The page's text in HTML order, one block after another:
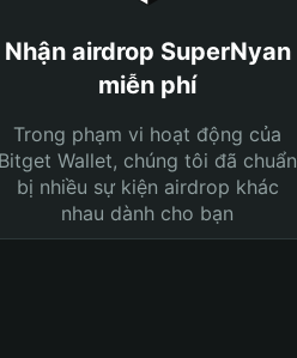
Nhận airdrop SuperNyan
miễn phí
Trong phạm vi hoạt động của
Bitget Wallet, chúng tôi đã chuẩn
bị nhiều sự kiện airdrop khác
nhau dành cho bạn